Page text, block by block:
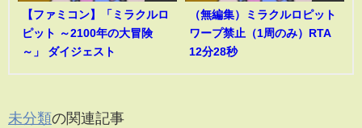
【ファミコン】「ミラクルロ
ピット ～2100年の大冒険
～」 ダイジェスト
（無編集）ミラクルロピット
ワープ禁止（1周のみ）RTA
12分28秒
未分類の関連記事